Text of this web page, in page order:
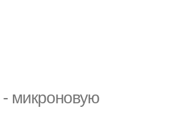
микроновую